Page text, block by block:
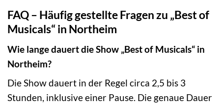
FAQ – Häufig gestellte Fragen zu „Best of
Musicals“ in Northeim
Wie lange dauert die Show „Best of Musicals“ in
Northeim?
Die Show dauert in der Regel circa 2,5 bis 3
Stunden, inklusive einer Pause. Die genaue Dauer